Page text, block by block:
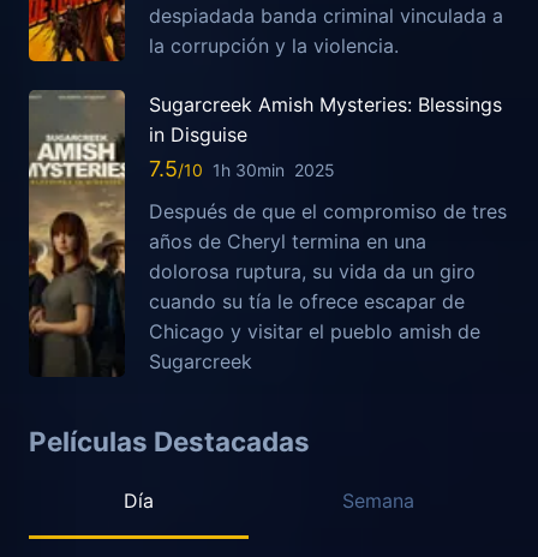
despiadada banda criminal vinculada a
la corrupción y la violencia.
Sugarcreek Amish Mysteries: Blessings
in Disguise
7.5 1h 30min 2025
Después de que el compromiso de tres
años de Cheryl termina en una
dolorosa ruptura, su vida da un giro
cuando su tía le ofrece escapar de
Chicago y visitar el pueblo amish de
Sugarcreek
Películas Destacadas
Día Semana